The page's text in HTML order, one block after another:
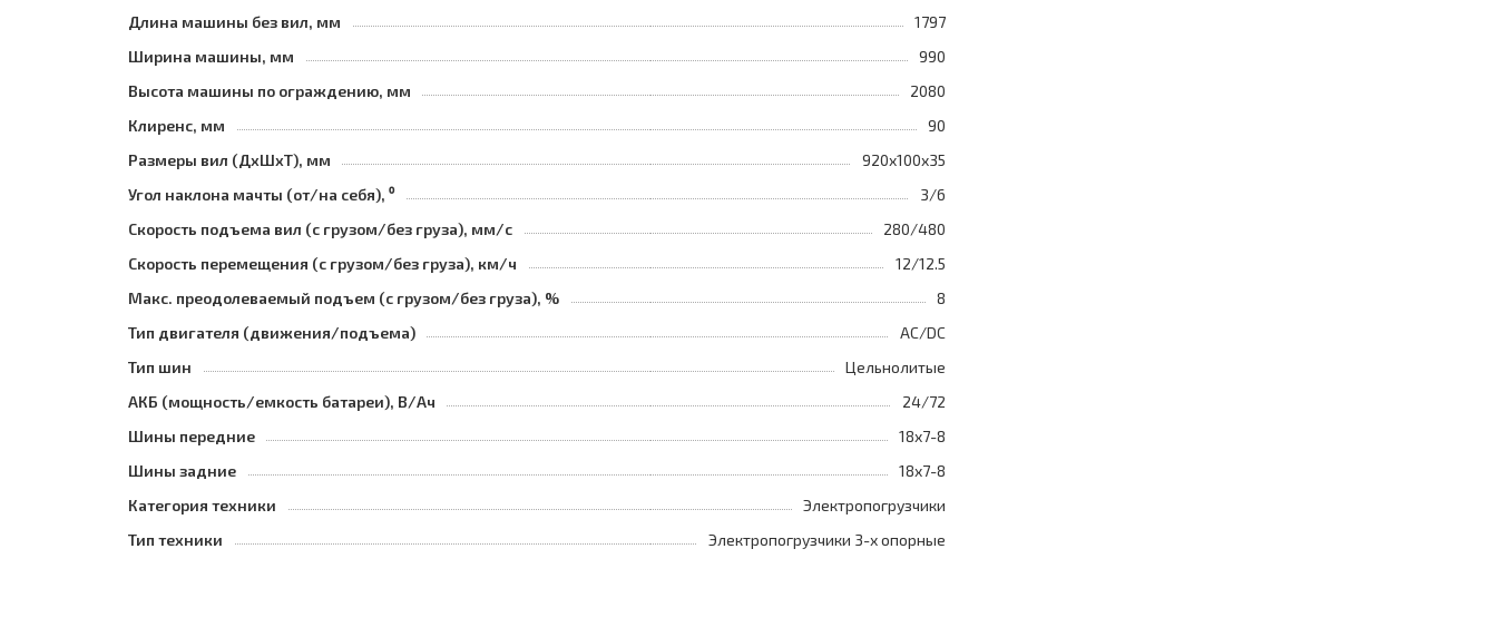
Длина машины без вил, мм
1797
Ширина машины, мм
990
Высота машины по ограждению, мм
2080
Клиренс, мм
90
Размеры вил (ДхШхТ), мм
920x100x35
Угол наклона мачты (от/на себя), ⁰
3/6
Скорость подъема вил (с грузом/без груза), мм/с
280/480
Скорость перемещения (с грузом/без груза), км/ч
12/12.5
Макс. преодолеваемый подъем (с грузом/без груза), %
8
Тип двигателя (движения/подъема)
AC/DC
Тип шин
Цельнолитые
АКБ (мощность/емкость батареи), В/Ач
24/72
Шины передние
18x7-8
Шины задние
18x7-8
Категория техники
Электропогрузчики
Тип техники
Электропогрузчики 3-х опорные